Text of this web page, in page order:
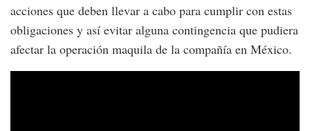
acciones que deben llevar a cabo para cumplir con estas
obligaciones y así evitar alguna contingencia que pudiera
afectar la operación maquila de la compañía en México.